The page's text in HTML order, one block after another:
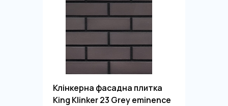
Клінкерна фасадна плитка
King Klinker 23 Grey eminence